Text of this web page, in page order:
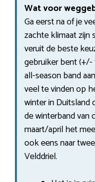
Wat voor
Ga eerst na of je
zachte klimaat zijn
veruit de beste
gebruiker bent
all-season band
veel te vinden op
winter in Duitsland
de winterband
maart/april het
ook eens naar
Velddriel.